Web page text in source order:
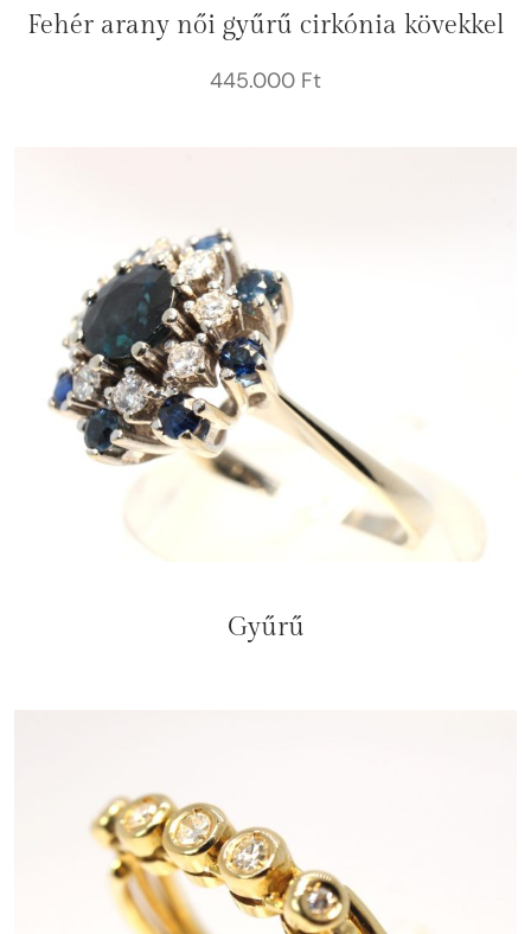
Fehér arany női gyűrű cirkónia kövekkel
445.000 Ft
Gyűrű